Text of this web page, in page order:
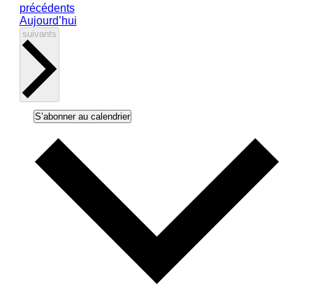
Évènements
précédents
Aujourd’hui
Évènements
suivants
S’abonner au calendrier